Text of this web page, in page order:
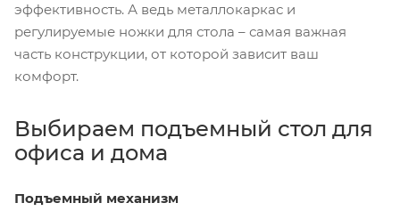
эффективность. А ведь металлокаркас и
регулируемые ножки для стола – самая важная
часть конструкции, от которой зависит ваш
комфорт.
Выбираем подъемный стол для
офиса и дома
Подъемный механизм